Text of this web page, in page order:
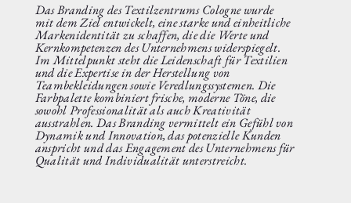
Das Branding des Textilzentrums Cologne wurde
mit dem Ziel entwickelt, eine starke und einheitliche
Markenidentität zu schaffen, die die Werte und
Kernkompetenzen des Unternehmens widerspiegelt.
Im Mittelpunkt steht die Leidenschaft für Textilien
und die Expertise in der Herstellung von
Teambekleidungen sowie Veredlungssystemen. Die
Farbpalette kombiniert frische, moderne Töne, die
sowohl Professionalität als auch Kreativität
ausstrahlen. Das Branding vermittelt ein Gefühl von
Dynamik und Innovation, das potenzielle Kunden
anspricht und das Engagement des Unternehmens für
Qualität und Individualität unterstreicht.